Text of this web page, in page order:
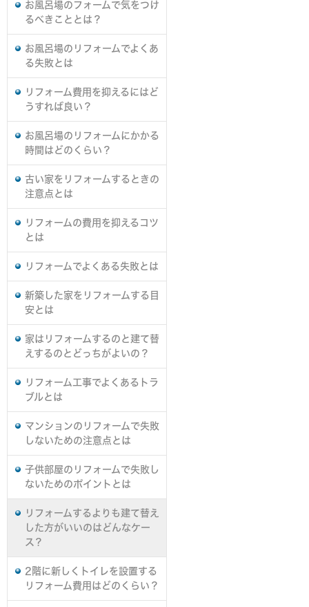
お風呂場のフォームで気をつけ
るべきこととは？
お風呂場のリフォームでよくあ
る失敗とは
リフォーム費用を抑えるにはど
うすれば良い？
お風呂場のリフォームにかかる
時間はどのくらい？
古い家をリフォームするときの
注意点とは
リフォームの費用を抑えるコツ
とは
リフォームでよくある失敗とは
新築した家をリフォームする目
安とは
家はリフォームするのと建て替
えするのとどっちがよいの？
リフォーム工事でよくあるトラ
ブルとは
マンションのリフォームで失敗
しないための注意点とは
子供部屋のリフォームで失敗し
ないためのポイントとは
リフォームするよりも建て替え
した方がいいのはどんなケー
ス？
2階に新しくトイレを設置する
リフォーム費用はどのくらい？